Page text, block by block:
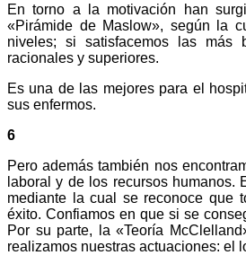
En torno a la motivación han
«Pirámide de Maslow», según la
niveles; si satisfacemos las más
racionales y superiores.
Es una de las mejores para el
sus enfermos.
6
Pero además también nos
laboral y de los recursos humanos.
mediante la cual se reconoce que
éxito. Confiamos en que si se
Por su parte, la «Teoría
realizamos nuestras actuaciones: el